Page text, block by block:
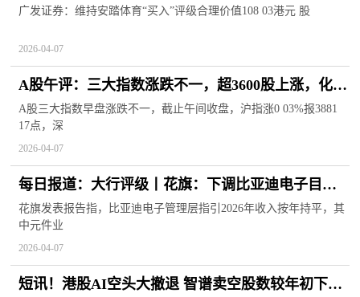
108.03港元/股 热门
广发证券：维持安踏体育“买入”评级合理价值108 03港元 股
2026-04-07
A股午评：三大指数涨跌不一，超3600股上涨，化工
股领涨
A股三大指数早盘涨跌不一，截止午间收盘，沪指涨0 03%报3881
17点，深
2026-04-07
每日报道：大行评级丨花旗：下调比亚迪电子目标
价至22.6港元，消费电子业务疲软
花旗发表报告指，比亚迪电子管理层指引2026年收入按年持平，其
中元件业
2026-04-07
短讯！港股AI空头大撤退 智谱卖空股数较年初下挫